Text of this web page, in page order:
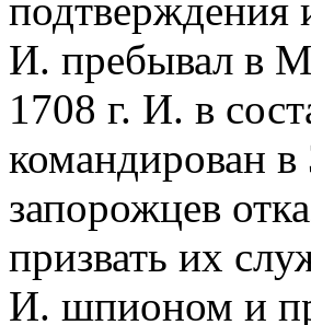
подтверждения
И. пребывал в
1708 г. И. в
командирован
запорожцев
призвать их
И. шпионом и